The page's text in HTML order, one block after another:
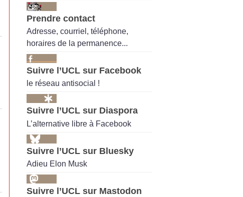
Prendre contact
Adresse, courriel, téléphone,
horaires de la permanence...
Suivre l’UCL sur Facebook
le réseau antisocial !
Suivre l’UCL sur Diaspora
L’alternative libre à Facebook
Suivre l’UCL sur Bluesky
Adieu Elon Musk
Suivre l’UCL sur Mastodon